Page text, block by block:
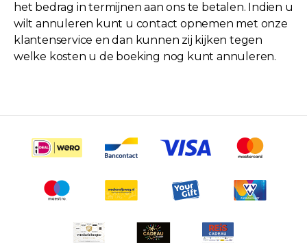
het bedrag in termijnen aan ons te betalen. Indien u
wilt annuleren kunt u contact opnemen met onze
klantenservice en dan kunnen zij kijken tegen
welke kosten u de boeking nog kunt annuleren.